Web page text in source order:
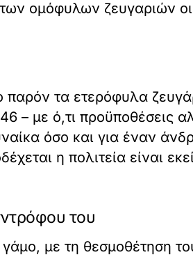
ομόφυλων ζευγαριών
παρόν τα ετερόφυλα
– με ό,τι προϋποθέσεις
όσο και για έναν
η πολιτεία είναι
του
με τη θεσμοθέτηση